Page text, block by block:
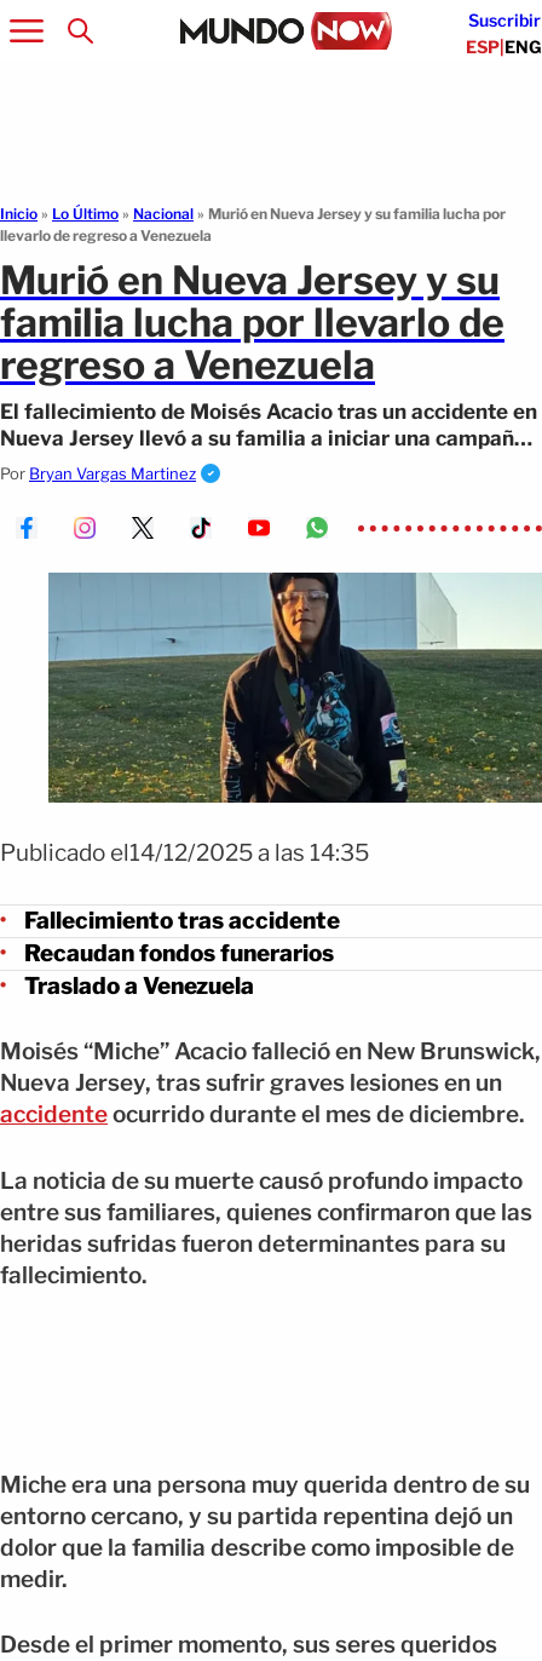
Suscribir
ESP|ENG
Inicio » Lo Último » Nacional » Murió en Nueva Jersey y su familia lucha por
llevarlo de regreso a Venezuela
Murió en Nueva Jersey y su
familia lucha por llevarlo de
regreso a Venezuela
El fallecimiento de Moisés Acacio tras un accidente en
Nueva Jersey llevó a su familia a iniciar una campaña
solidaria para cubrir gastos
Por Bryan Vargas Martinez
Publicado el14/12/2025 a las 14:35
Fallecimiento tras accidente
Recaudan fondos funerarios
Traslado a Venezuela
Moisés “Miche” Acacio falleció en New Brunswick,
Nueva Jersey, tras sufrir graves lesiones en un
accidenteocurrido durante el mes de diciembre.
La noticia de su muerte causó profundo impacto
entre sus familiares, quienes confirmaron que las
heridas sufridas fueron determinantes para su
fallecimiento.
Miche era una persona muy querida dentro de su
entorno cercano, y su partida repentina dejó un
dolor que la familia describe como imposible de
medir.
Desde el primer momento, sus seres queridos